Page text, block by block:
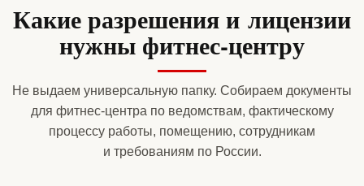
Какие разрешения и лицензии
нужны фитнес-центру
Не выдаем универсальную папку. Собираем документы
для фитнес-центра по ведомствам, фактическому
процессу работы, помещению, сотрудникам
и требованиям по России.